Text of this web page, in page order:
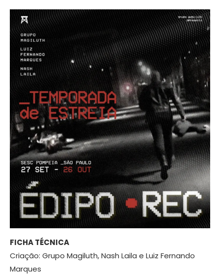
FICHA TÉCNICA
Criação: Grupo Magiluth, Nash Laila e Luiz Fernando
Marques